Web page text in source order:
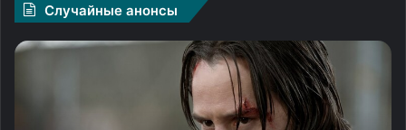
Случайные анонсы
«Джон